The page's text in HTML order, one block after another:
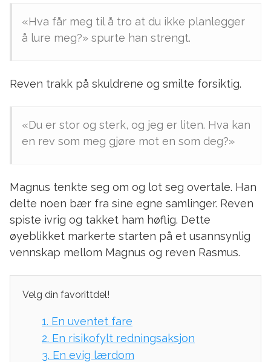
«Hva får meg til å tro at du ikke planlegger
å lure meg?» spurte han strengt.
Reven trakk på skuldrene og smilte forsiktig.
«Du er stor og sterk, og jeg er liten. Hva kan
en rev som meg gjøre mot en som deg?»
Magnus tenkte seg om og lot seg overtale. Han
delte noen bær fra sine egne samlinger. Reven
spiste ivrig og takket ham høflig. Dette
øyeblikket markerte starten på et usannsynlig
vennskap mellom Magnus og reven Rasmus.
Velg din favorittdel!
1. En uventet fare
2. En risikofylt redningsaksjon
3. En evig lærdom